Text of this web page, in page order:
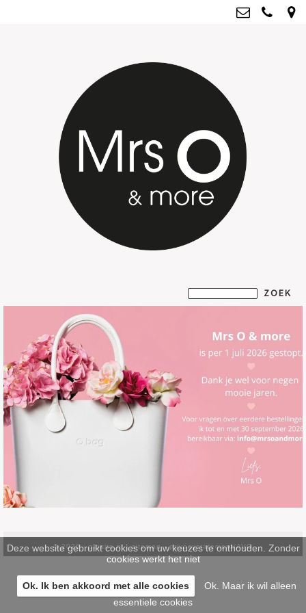
Kvk: Mrs O & more - 67796435
BTWnr: NL001835603B07
© 2026 -pinsite.nl-sitemap-privacystatement/AVG
Deze website gebruikt cookies om uw keuzes te onthouden. Zonder
cookies werkt het niet
Ok. Ik ben akkoord met alle cookies
Ok. Maar ik wil alleen
essentiele cookies